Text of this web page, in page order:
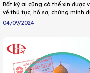
Bất kỳ ai cũng có thể xin được
về thủ tục, hồ sơ, chứng minh
có rất nhiều người băn khoăn
thì có xin visa Đài Loan được
viên như thế nào? Cùng theo
04/09/2024